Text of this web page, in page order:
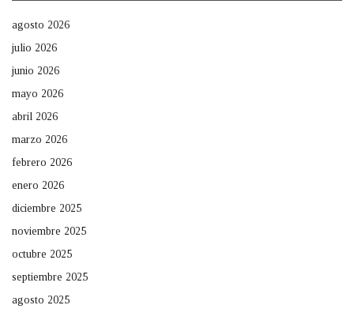
agosto 2026
julio 2026
junio 2026
mayo 2026
abril 2026
marzo 2026
febrero 2026
enero 2026
diciembre 2025
noviembre 2025
octubre 2025
septiembre 2025
agosto 2025